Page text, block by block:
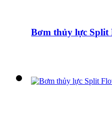
Bơm thủy lực Split